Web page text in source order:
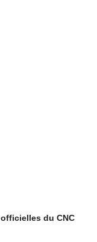
du CNC